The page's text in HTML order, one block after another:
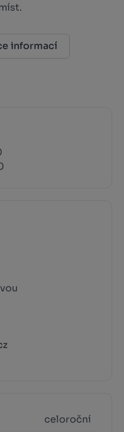
informací
celoroční